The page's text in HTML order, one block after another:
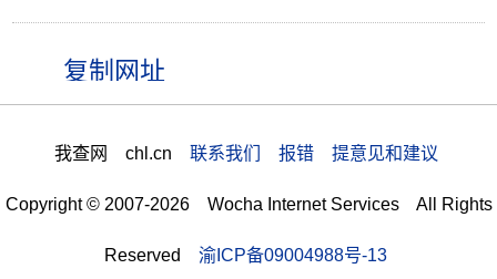
我查网 chl.cn 联系我们 报错 提意见和建议
Copyright © 2007-2026 Wocha Internet Services All Rights
Reserved 渝ICP备09004988号-13